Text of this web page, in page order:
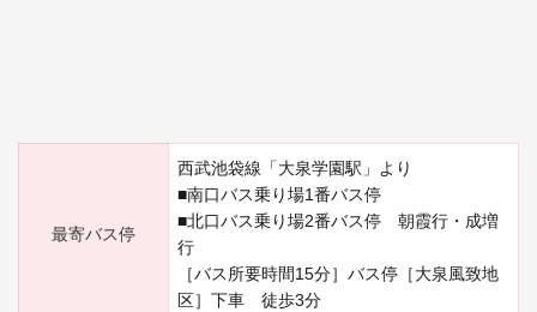
最寄バス停
西武池袋線「大泉学園駅」より
■南口バス乗り場1番バス停
■北口バス乗り場2番バス停 朝霞行・成増
行
［バス所要時間15分］バス停［大泉風致地
区］下車 徒歩3分